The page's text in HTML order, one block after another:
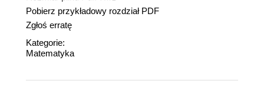
Pobierz przykładowy rozdział PDF
Zgłoś erratę
Kategorie:
Matematyka